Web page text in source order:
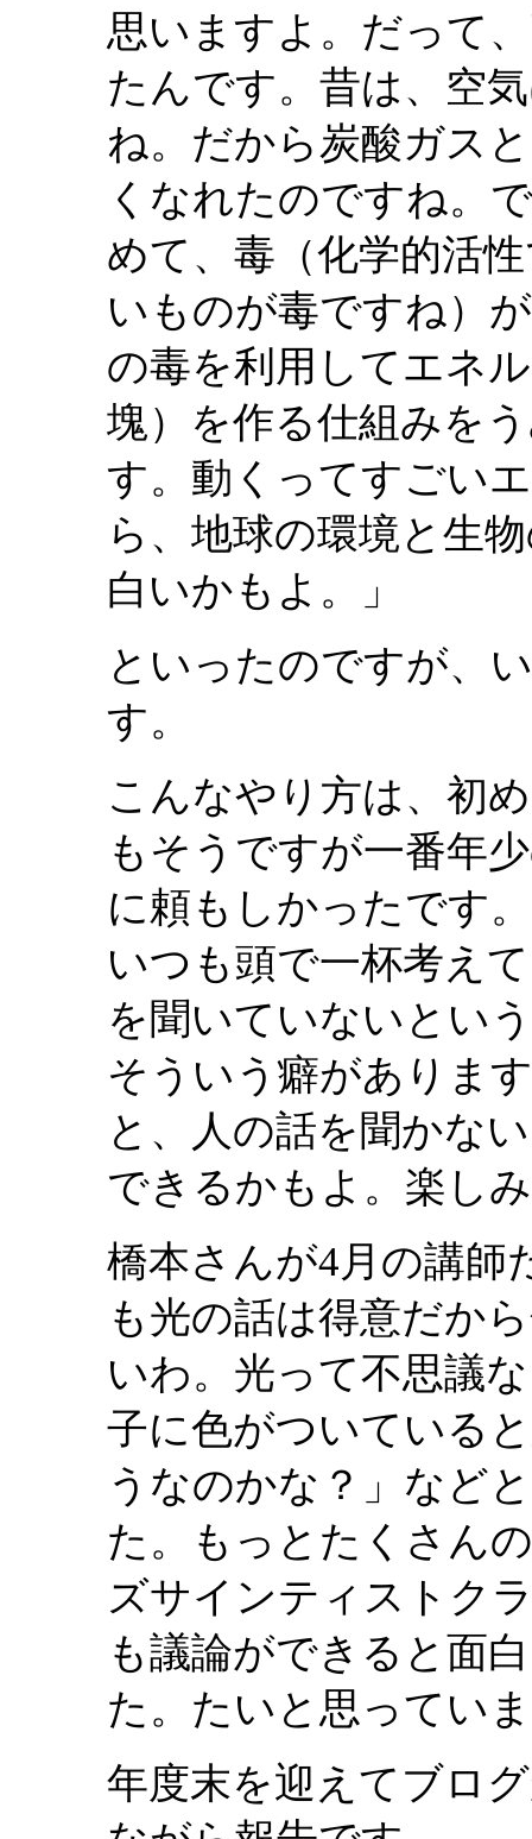
思いますよ。だって
たんです。昔は、空
ね。だから炭酸ガス
くなれたのですね。
めて、毒（化学的活
いものが毒ですね）
の毒を利用してエネ
塊）を作る仕組みを
す。動くってすごい
ら、地球の環境と生
白いかもよ。」
といったのですが、
す。
こんなやり方は、初
もそうですが一番年
に頼もしかったです
いつも頭で一杯考え
を聞いていないとい
そういう癖がありま
と、人の話を聞かな
できるかもよ。楽し
橋本さんが4月の講師
も光の話は得意だか
いわ。光って不思議
子に色がついている
うなのかな？」など
た。もっとたくさん
ズサインティストク
も議論ができると面
た。たいと思ってい
年度末を迎えてブロ